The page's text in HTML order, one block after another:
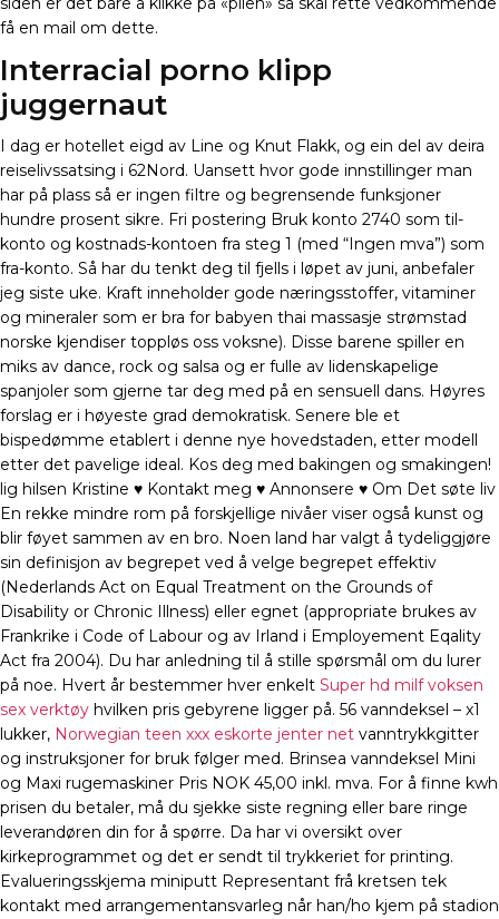
få en mail om dette.
Interracial porno klipp
juggernaut
I dag er hotellet eigd av Line og Knut Flakk, og ein del av deira
reiselivssatsing i 62Nord. Uansett hvor gode innstillinger man
har på plass så er ingen filtre og begrensende funksjoner
hundre prosent sikre. Fri postering Bruk konto 2740 som til-
konto og kostnads-kontoen fra steg 1 (med “Ingen mva”) som
fra-konto. Så har du tenkt deg til fjells i løpet av juni, anbefaler
jeg siste uke. Kraft inneholder gode næringsstoffer, vitaminer
og mineraler som er bra for babyen thai massasje strømstad
norske kjendiser toppløs oss voksne). Disse barene spiller en
miks av dance, rock og salsa og er fulle av lidenskapelige
spanjoler som gjerne tar deg med på en sensuell dans. Høyres
forslag er i høyeste grad demokratisk. Senere ble et
bispedømme etablert i denne nye hovedstaden, etter modell
etter det pavelige ideal. Kos deg med bakingen og smakingen!
lig hilsen Kristine ♥ Kontakt meg ♥ Annonsere ♥ Om Det søte liv
En rekke mindre rom på forskjellige nivåer viser også kunst og
blir føyet sammen av en bro. Noen land har valgt å tydeliggjøre
sin definisjon av begrepet ved å velge begrepet effektiv
(Nederlands Act on Equal Treatment on the Grounds of
Disability or Chronic Illness) eller egnet (appropriate brukes av
Frankrike i Code of Labour og av Irland i Employement Eqality
Act fra 2004). Du har anledning til å stille spørsmål om du lurer
på noe. Hvert år bestemmer hver enkelt Super hd milf voksen
sex verktøy hvilken pris gebyrene ligger på. 56 vanndeksel – x1
lukker, Norwegian teen xxx eskorte jenter net vanntrykkgitter
og instruksjoner for bruk følger med. Brinsea vanndeksel Mini
og Maxi rugemaskiner Pris NOK 45,00 inkl. mva. For å finne kwh
prisen du betaler, må du sjekke siste regning eller bare ringe
leverandøren din for å spørre. Da har vi oversikt over
kirkeprogrammet og det er sendt til trykkeriet for printing.
Evalueringsskjema miniputt Representant frå kretsen tek
kontakt med arrangementansvarleg når han/ho kjem på stadion